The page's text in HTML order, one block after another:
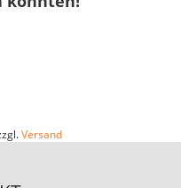
Versand